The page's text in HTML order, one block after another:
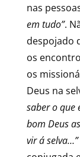
nas
em tudo”.
despojado
os
os
Deus na
saber o que
bom Deus
vir á selva…”